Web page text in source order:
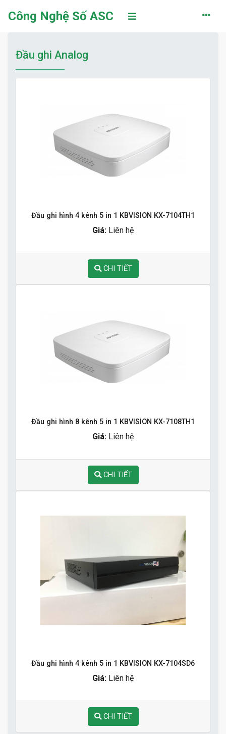
Công Nghệ Số ASC
Đầu ghi Analog
Đầu ghi hình 4 kênh 5 in 1 KBVISION KX-7104TH1
Giá: Liên hệ
CHI TIẾT
Đầu ghi hình 8 kênh 5 in 1 KBVISION KX-7108TH1
Giá: Liên hệ
CHI TIẾT
Đầu ghi hình 4 kênh 5 in 1 KBVISION KX-7104SD6
Giá: Liên hệ
CHI TIẾT